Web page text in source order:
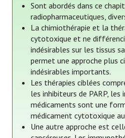
Sont abordés dans ce
radiopharmaceutiques,
La chimiothérapie et la
cytotoxique et ne
indésirables sur les tissus
permet une approche plus
indésirables importants.
Les thérapies ciblées
les inhibiteurs de PARP,
médicaments sont une
médicament cytotoxique
Une autre approche est